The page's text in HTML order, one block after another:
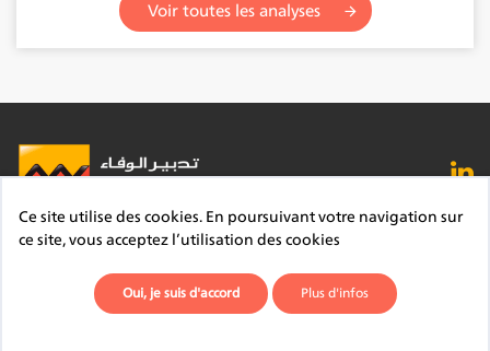
Voir toutes les analyses
FAQ Lexique Contact
Mentions légales
Site du Groupe
Plan du site Déontologie
Ce site utilise des cookies. En poursuivant votre navigation sur
ce site, vous acceptez l’utilisation des cookies
Oui, je suis d'accord Plus d'infos